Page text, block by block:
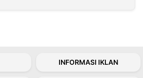
INFORMASI IKLAN